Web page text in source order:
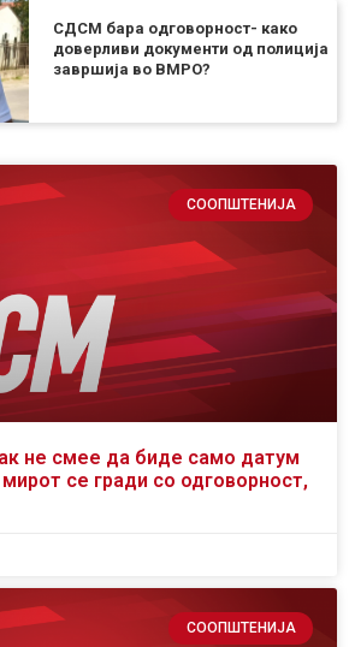
СДСМ бара одговорност- како
доверливи документи од полиција
завршија во ВМРО?
СООПШТЕНИЈА
не смее да биде само датум
се гради со одговорност,
СООПШТЕНИЈА